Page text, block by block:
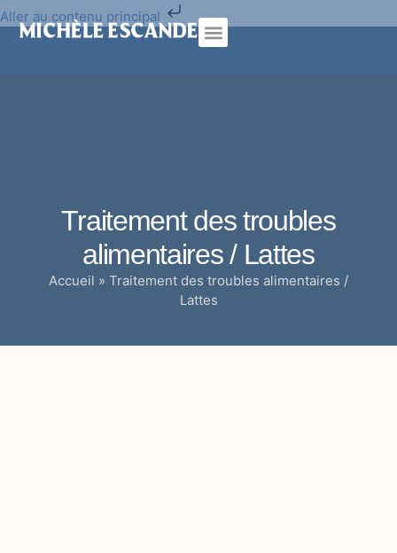
Aller au contenu principal
Traitement des troubles
alimentaires / Lattes
Accueil » Traitement des troubles alimentaires /
Lattes